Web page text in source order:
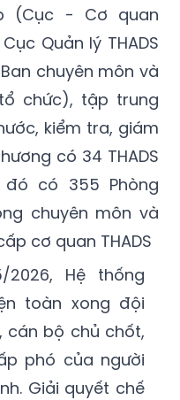
(Cục - Cơ quan
Quản lý THADS
chuyên môn và
chức), tập trung
kiểm tra, giám
có 34 THADS
có 355 Phòng
chuyên môn và
cơ quan THADS
Hệ thống
toàn xong đội
cán bộ chủ chốt,
phó của người
Giải quyết chế